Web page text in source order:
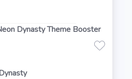
Dynasty Theme Booster